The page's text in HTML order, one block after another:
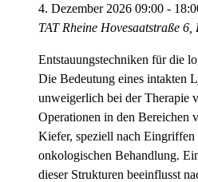
4. Dezember 2026 09:00 -
TAT Rheine Hovesaatstraße 6,
Entstauungstechniken für die
Die Bedeutung eines intakten
unweigerlich bei der Therapie
Operationen in den Bereichen
Kiefer, speziell nach Eingriffen
onkologischen Behandlung.
dieser Strukturen beeinflusst